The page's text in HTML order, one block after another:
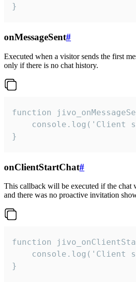
}
onMessageSent#
Executed when a visitor sends the first
only if there is no chat history.
function
console.log('Client
}
onClientStartChat#
This callback will be executed if the chat
and there was no proactive invitation
function
console.log('Client
}